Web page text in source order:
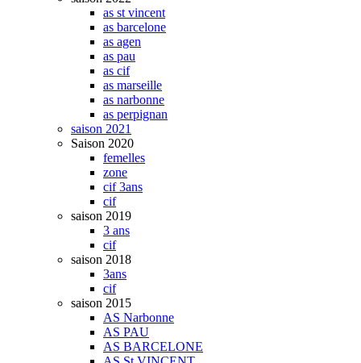
as st vincent
as barcelone
as agen
as pau
as cif
as marseille
as narbonne
as perpignan
saison 2021
Saison 2020
femelles
zone
cif 3ans
cif
saison 2019
3 ans
cif
saison 2018
3ans
cif
saison 2015
AS Narbonne
AS PAU
AS BARCELONE